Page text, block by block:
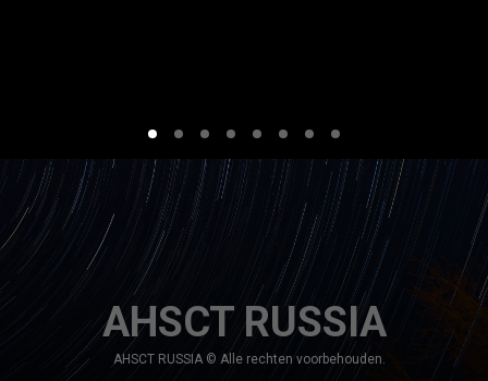
AHSCT RUSSIA
AHSCT RUSSIA © Alle rechten voorbehouden.